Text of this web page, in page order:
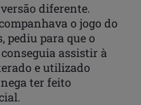
diferente.
o jogo do
pediu para que o
assistir à
e utilizado
ter feito